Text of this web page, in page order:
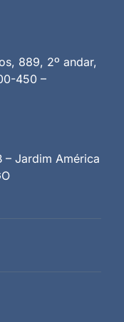
889, 2º andar,
450 –
– Jardim América